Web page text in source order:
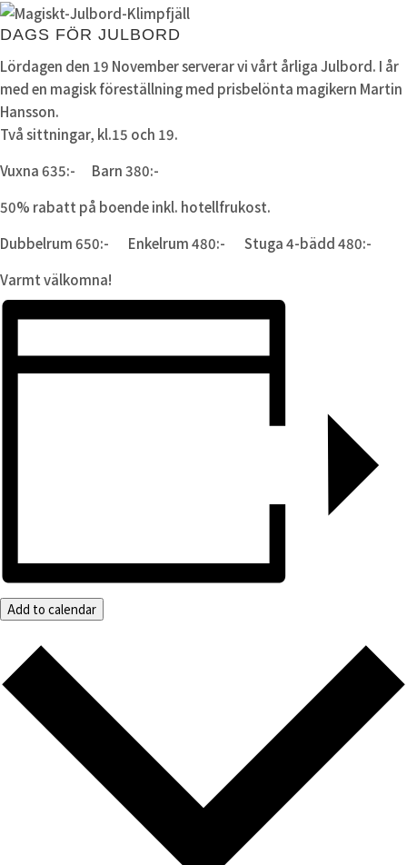
DAGS FÖR JULBORD
Lördagen den 19 November serverar vi vårt årliga Julbord. I år
med en magisk föreställning med prisbelönta magikern Martin
Hansson.
Två sittningar, kl.15 och 19.
Vuxna 635:- Barn 380:-
50% rabatt på boende inkl. hotellfrukost.
Dubbelrum 650:- Enkelrum 480:- Stuga 4-bädd 480:-
Varmt välkomna!
Add to calendar